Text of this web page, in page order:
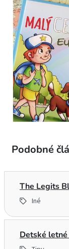
Podobné
The Legits
Iné
Detské